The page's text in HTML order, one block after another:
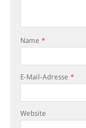
Name *
E-Mail-Adresse *
Website